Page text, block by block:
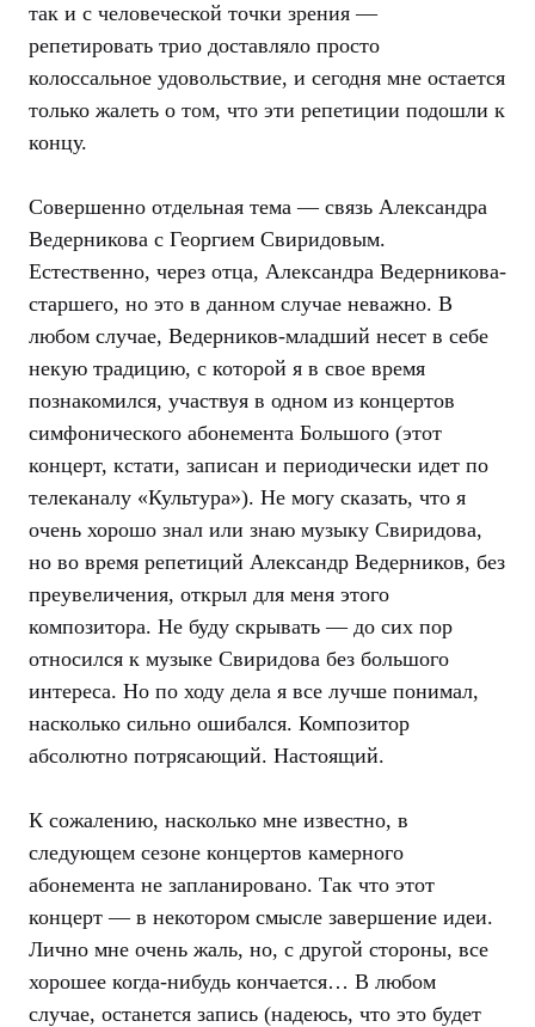
так и с человеческой точки зрения —
репетировать трио доставляло просто
колоссальное удовольствие, и сегодня мне остается
только жалеть о том, что эти репетиции подошли к
концу.
Совершенно отдельная тема — связь Александра
Ведерникова с Георгием Свиридовым.
Естественно, через отца, Александра Ведерникова-
старшего, но это в данном случае неважно. В
любом случае, Ведерников-младший несет в себе
некую традицию, с которой я в свое время
познакомился, участвуя в одном из концертов
симфонического абонемента Большого (этот
концерт, кстати, записан и периодически идет по
телеканалу «Культура»). Не могу сказать, что я
очень хорошо знал или знаю музыку Свиридова,
но во время репетиций Александр Ведерников, без
преувеличения, открыл для меня этого
композитора. Не буду скрывать — до сих пор
относился к музыке Свиридова без большого
интереса. Но по ходу дела я все лучше понимал,
насколько сильно ошибался. Композитор
абсолютно потрясающий. Настоящий.
К сожалению, насколько мне известно, в
следующем сезоне концертов камерного
абонемента не запланировано. Так что этот
концерт — в некотором смысле завершение идеи.
Лично мне очень жаль, но, с другой стороны, все
хорошее когда-нибудь кончается… В любом
случае, останется запись (надеюсь, что это будет